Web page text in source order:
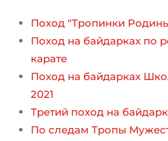
Поход "Тропинки
Поход на байдарках по
карате
Поход на байдарках
2021
Третий поход на
По следам Тропы